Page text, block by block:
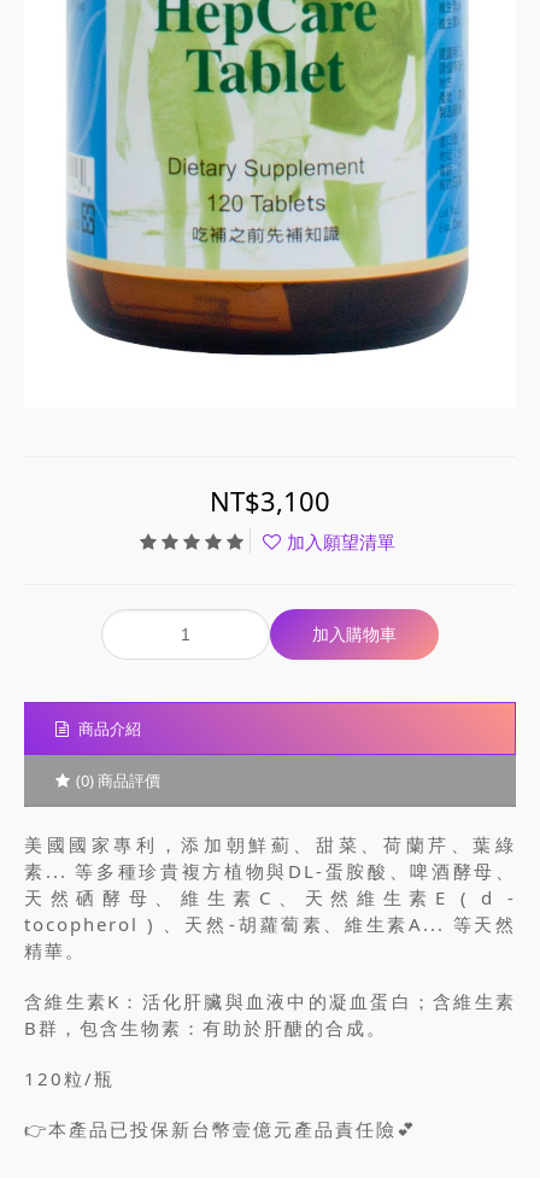
NT$3,100
加入願望清單
商品介紹
(0) 商品評價
美國國家專利，添加朝鮮薊、甜菜、荷蘭芹、葉綠
素... 等多種珍貴複方植物與DL-蛋胺酸、啤酒酵母、
天然硒酵母、維生素C、天然維生素E ( d -
tocopherol ) 、天然-胡蘿蔔素、維生素A... 等天然
精華。
含維生素K：活化肝臟與血液中的凝血蛋白；含維生素
B群，包含生物素：有助於肝醣的合成。
120粒/瓶
👉本產品已投保新台幣壹億元產品責任險💕